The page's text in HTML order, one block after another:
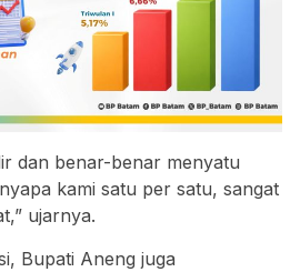
dan benar-benar menyatu
kami satu per satu, sangat
ujarnya.
Bupati Aneng juga